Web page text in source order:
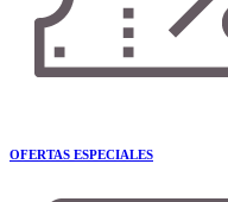
OFERTAS ESPECIALES